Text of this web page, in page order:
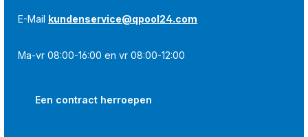
E-Mail kundenservice@qpool24.com
Ma-vr 08:00-16:00 en vr 08:00-12:00
Een contract herroepen